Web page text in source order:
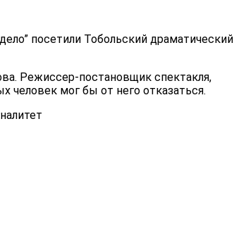
посетили Тобольский драматический
Режиссер-постановщик спектакля,
человек мог бы от него отказаться.